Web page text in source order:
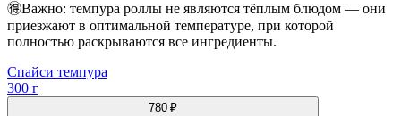
🉐Важно: темпура роллы не являются тёплым блюдом — они
приезжают в оптимальной температуре, при которой
полностью раскрываются все ингредиенты.
Спайси темпура
300 г
780 ₽